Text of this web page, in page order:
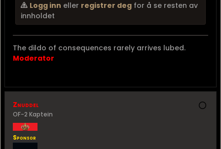
Logg inn eller registrer deg for å se resten av
innholdet
The dildo of consequences rarely arrives lubed.
Moderator
Znuddel
OF-2 Kaptein
Sponsor